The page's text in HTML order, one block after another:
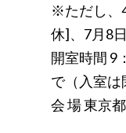
※ただし、
休]、7月8
開室時間 9
で（入室は
会 場 東京